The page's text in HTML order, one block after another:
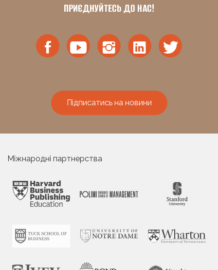
ПРИЄДНУЙТЕСЬ ДО НАС!
Підписатись на новини
Міжнародні партнерства